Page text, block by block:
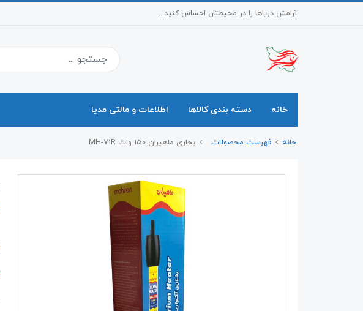
آرامش دریاها را در محیطتان احساس کنید...
خانه دسته بندی کالاها اطلاعات و مالتی مدیا
خانه فهرست محصولات بخاری ماهیران 150 وات MH-71R